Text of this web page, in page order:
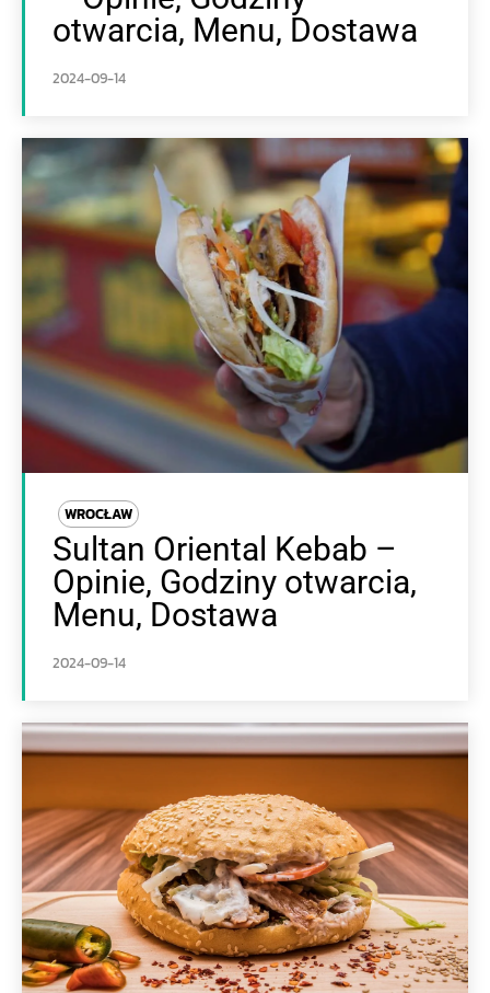
otwarcia, Menu, Dostawa
2024-09-14
WROCŁAW
Sultan Oriental Kebab –
Opinie, Godziny otwarcia,
Menu, Dostawa
2024-09-14